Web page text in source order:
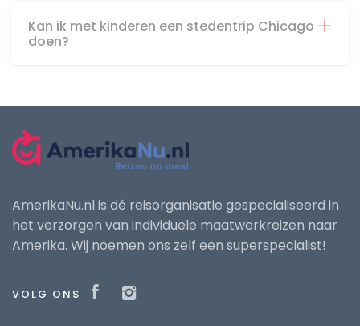
Kan ik met kinderen een stedentrip Chicago
doen?
AmerikaNu.nl is dé reisorganisatie gespecialiseerd in
het verzorgen van individuele maatwerkreizen naar
Amerika. Wij noemen ons zelf een superspecialist!
VOLG ONS